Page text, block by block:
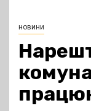
новини